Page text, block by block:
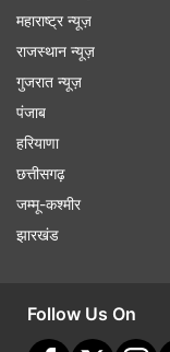
डिस्प्ले
महाराष्ट्र न्यूज़
राजस्थान न्यूज़
गुजरात न्यूज़
पंजाब
हरियाणा
छत्तीसगढ़
जम्मू-कश्मीर
झारखंड
Follow Us On